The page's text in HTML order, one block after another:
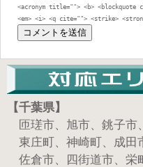
<acronym title=""> <b> <blockquote
<em> <i> <q cite=""> <strike>
【千葉県】
匝瑳市、旭市、銚子市
東庄町、神崎町、成田
佐倉市、四街道市、栄